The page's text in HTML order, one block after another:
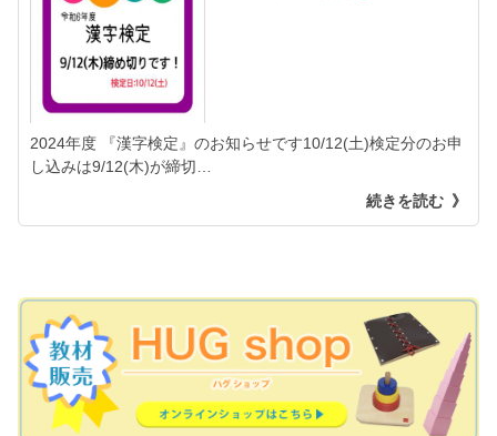
2024年度 『漢字検定』のお知らせです10/12(土)検定分のお申
し込みは9/12(木)が締切…
続きを読む